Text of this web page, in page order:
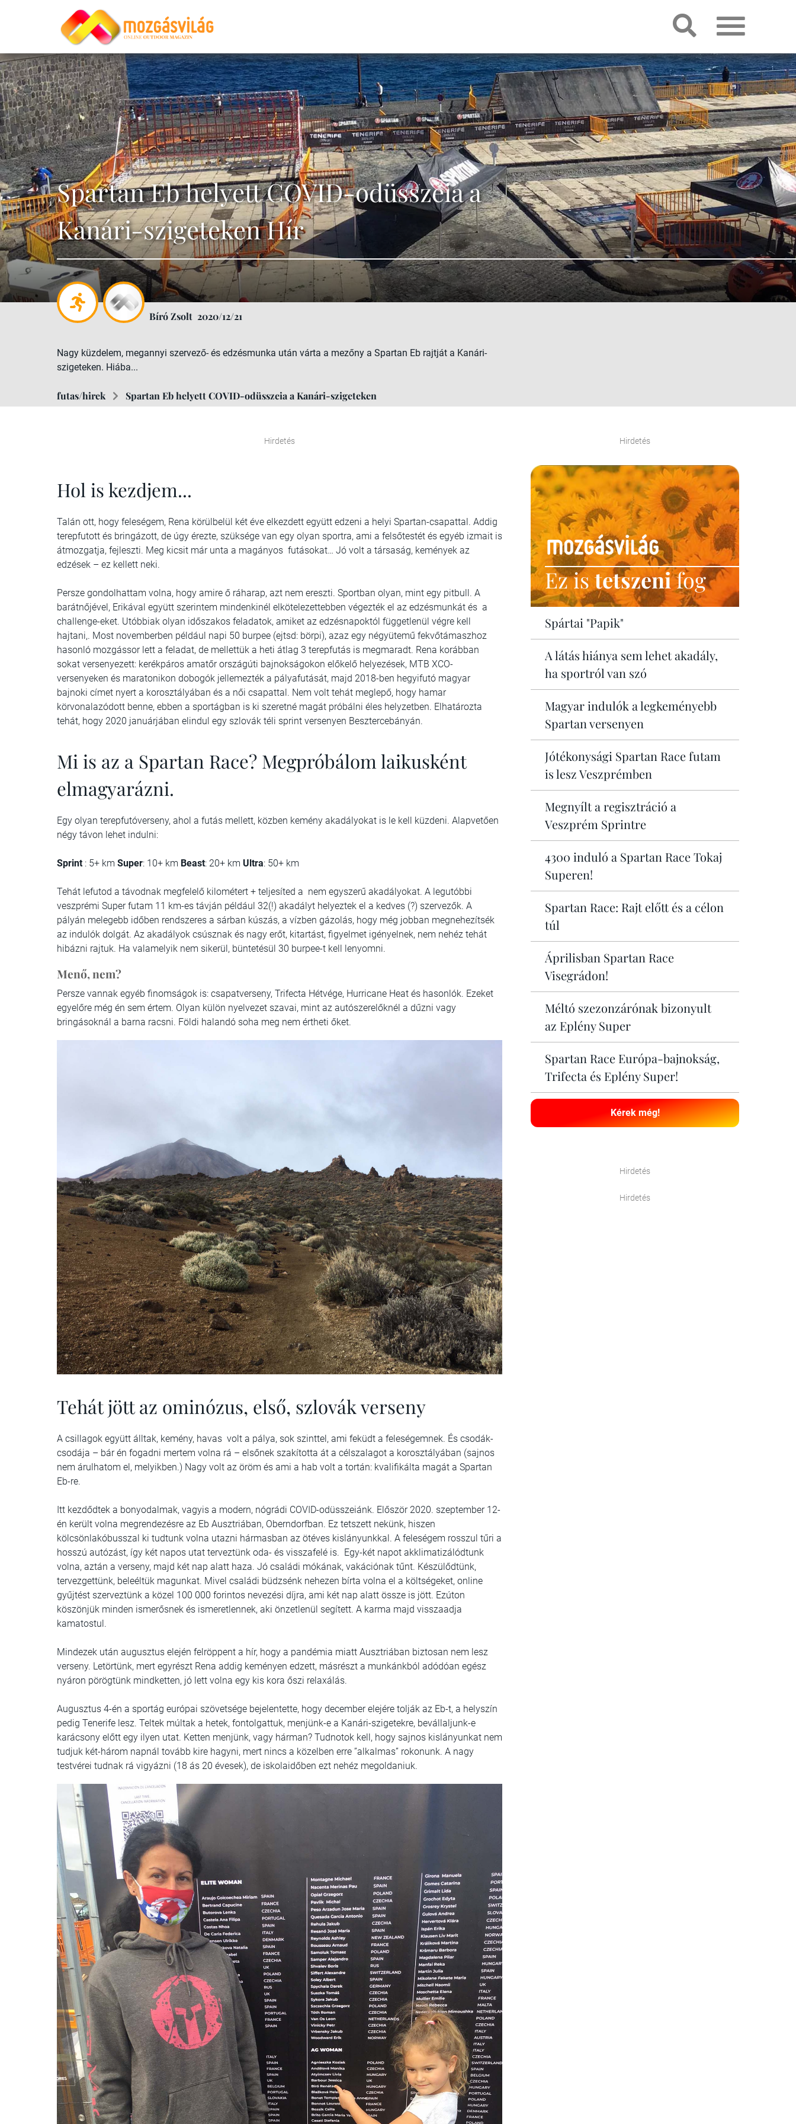
Spartan Eb helyett COVID-odüsszeia a
Kanári-szigeteken Hír
Bíró Zsolt 2020/12/21
Nagy küzdelem, megannyi szervező- és edzésmunka után várta a mezőny a Spartan Eb rajtját a Kanári-
szigeteken. Hiába...
futas/hirek Spartan Eb helyett COVID-odüsszeia a Kanári-szigeteken
Hirdetés
Hol is kezdjem...
Talán ott, hogy feleségem, Rena körülbelül két éve elkezdett együtt edzeni a helyi Spartan-csapattal. Addig
terepfutott és bringázott, de úgy érezte, szüksége van egy olyan sportra, ami a felsőtestét és egyéb izmait is
átmozgatja, fejleszti. Meg kicsit már unta a magányos futásokat… Jó volt a társaság, kemények az
edzések – ez kellett neki.
Persze gondolhattam volna, hogy amire ő ráharap, azt nem ereszti. Sportban olyan, mint egy pitbull. A
barátnőjével, Erikával együtt szerintem mindenkinél elkötelezettebben végezték el az edzésmunkát és a
challenge-eket. Utóbbiak olyan időszakos feladatok, amiket az edzésnapoktól függetlenül végre kell
hajtani,. Most novemberben például napi 50 burpee (ejtsd: börpi), azaz egy négyütemű fekvőtámaszhoz
hasonló mozgássor lett a feladat, de mellettük a heti átlag 3 terepfutás is megmaradt. Rena korábban
sokat versenyezett: kerékpáros amatőr országúti bajnokságokon előkelő helyezések, MTB XCO-
versenyeken és maratonikon dobogók jellemezték a pályafutását, majd 2018-ben hegyifutó magyar
bajnoki címet nyert a korosztályában és a női csapattal. Nem volt tehát meglepő, hogy hamar
körvonalazódott benne, ebben a sportágban is ki szeretné magát próbálni éles helyzetben. Elhatározta
tehát, hogy 2020 januárjában elindul egy szlovák téli sprint versenyen Besztercebányán.
Mi is az a Spartan Race? Megpróbálom laikusként
elmagyarázni.
Egy olyan terepfutóverseny, ahol a futás mellett, közben kemény akadályokat is le kell küzdeni. Alapvetően
négy távon lehet indulni:
Sprint : 5+ km Super: 10+ km Beast: 20+ km Ultra: 50+ km
Tehát lefutod a távodnak megfelelő kilométert + teljesíted a nem egyszerű akadályokat. A legutóbbi
veszprémi Super futam 11 km-es távján például 32(!) akadályt helyeztek el a kedves (?) szervezők. A
pályán melegebb időben rendszeres a sárban kúszás, a vízben gázolás, hogy még jobban megnehezítsék
az indulók dolgát. Az akadályok csúsznak és nagy erőt, kitartást, figyelmet igényelnek, nem nehéz tehát
hibázni rajtuk. Ha valamelyik nem sikerül, büntetésül 30 burpee-t kell lenyomni.
Menő, nem?
Persze vannak egyéb finomságok is: csapatverseny, Trifecta Hétvége, Hurricane Heat és hasonlók. Ezeket
egyelőre még én sem értem. Olyan külön nyelvezet szavai, mint az autószerelőknél a dűzni vagy
bringásoknál a barna racsni. Földi halandó soha meg nem értheti őket.
Tehát jött az ominózus, első, szlovák verseny
A csillagok együtt álltak, kemény, havas volt a pálya, sok szinttel, ami feküdt a feleségemnek. És csodák-
csodája – bár én fogadni mertem volna rá – elsőnek szakította át a célszalagot a korosztályában (sajnos
nem árulhatom el, melyikben.) Nagy volt az öröm és ami a hab volt a tortán: kvalifikálta magát a Spartan
Eb-re.
Itt kezdődtek a bonyodalmak, vagyis a modern, nógrádi COVID-odüsszeiánk. Először 2020. szeptember 12-
én került volna megrendezésre az Eb Ausztriában, Oberndorfban. Ez tetszett nekünk, hiszen
kölcsönlakóbusszal ki tudtunk volna utazni hármasban az ötéves kislányunkkal. A feleségem rosszul tűri a
hosszú autózást, így két napos utat terveztünk oda- és visszafelé is. Egy-két napot akklimatizálódtunk
volna, aztán a verseny, majd két nap alatt haza. Jó családi mókának, vakációnak tűnt. Készülődtünk,
tervezgettünk, beleéltük magunkat. Mivel családi büdzsénk nehezen bírta volna el a költségeket, online
gyűjtést szerveztünk a közel 100 000 forintos nevezési díjra, ami két nap alatt össze is jött. Ezúton
köszönjük minden ismerősnek és ismeretlennek, aki önzetlenül segített. A karma majd visszaadja
kamatostul.
Mindezek után augusztus elején felröppent a hír, hogy a pandémia miatt Ausztriában biztosan nem lesz
verseny. Letörtünk, mert egyrészt Rena addig keményen edzett, másrészt a munkánkból adódóan egész
nyáron pörögtünk mindketten, jó lett volna egy kis kora őszi relaxálás.
Augusztus 4-én a sportág európai szövetsége bejelentette, hogy december elejére tolják az Eb-t, a helyszín
pedig Tenerife lesz. Teltek múltak a hetek, fontolgattuk, menjünk-e a Kanári-szigetekre, bevállaljunk-e
karácsony előtt egy ilyen utat. Ketten menjünk, vagy hárman? Tudnotok kell, hogy sajnos kislányunkat nem
tudjuk két-három napnál tovább kire hagyni, mert nincs a közelben erre ”alkalmas” rokonunk. A nagy
testvérei tudnak rá vigyázni (18 ás 20 évesek), de iskolaidőben ezt nehéz megoldaniuk.
Hirdetés
Ez istetszenifog
Spártai "Papik"
A látás hiánya sem lehet akadály,
ha sportról van szó
Magyar indulók a legkeményebb
Spartan versenyen
Jótékonysági Spartan Race futam
is lesz Veszprémben
Megnyílt a regisztráció a
Veszprém Sprintre
4300 induló a Spartan Race Tokaj
Superen!
Spartan Race: Rajt előtt és a célon
túl
Áprilisban Spartan Race
Visegrádon!
Méltó szezonzárónak bizonyult
az Eplény Super
Spartan Race Európa-bajnokság,
Trifecta és Eplény Super!
Kérek még!
Hirdetés
Hirdetés